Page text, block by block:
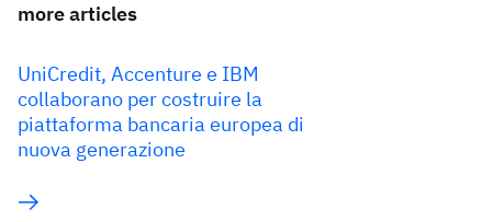
more articles
UniCredit, Accenture e IBM
collaborano per costruire la
piattaforma bancaria europea di
nuova generazione